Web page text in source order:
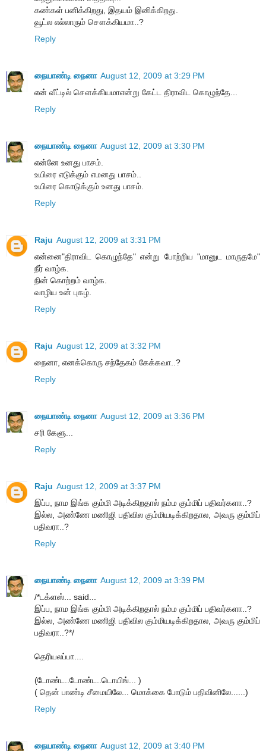
கண்கள் பனிக்கிறது, இதயம் இனிக்கிறது.
வூட்ல எல்லாரும் சௌக்கியமா..?
Reply
நையாண்டி நைனா August 12, 2009 at 3:29 PM
என் வீட்டில் சௌக்கியமாஎன்று கேட்ட திராவிட கொழுந்தே...
Reply
நையாண்டி நைனா August 12, 2009 at 3:30 PM
என்னே உனது பாசம்.
உயிரை எடுக்கும் எமனது பாசம்..
உயிரை கொடுக்கும் உனது பாசம்.
Reply
Raju August 12, 2009 at 3:31 PM
என்னை"திராவிட கொழுந்தே" என்று போற்றிய "மானுட மாருதமே"
நீர் வாழ்க.
நின் கொற்றம் வாழ்க.
வாழிய உன் புகழ்.
Reply
Raju August 12, 2009 at 3:32 PM
நைனா, எனக்கொரு சந்தேகம் கேக்கவா..?
Reply
நையாண்டி நைனா August 12, 2009 at 3:36 PM
சரி கேளு...
Reply
Raju August 12, 2009 at 3:37 PM
இப்ப, நாம இங்க கும்மி அடிக்கிறதால் நம்ம கும்மிப் பதிவர்களா..?
இல்ல, அண்ணே மணிஜி பதிவில கும்மியடிக்கிறதால, அவரு கும்மிப்
பதிவரா..?
Reply
நையாண்டி நைனா August 12, 2009 at 3:39 PM
/*டக்ளஸ்... said...
இப்ப, நாம இங்க கும்மி அடிக்கிறதால் நம்ம கும்மிப் பதிவர்களா..?
இல்ல, அண்ணே மணிஜி பதிவில கும்மியடிக்கிறதால, அவரு கும்மிப்
பதிவரா..?*/
தெரியலப்பா....
(டோண்ட..டோண்ட..டொயிங்... )
( தென் பாண்டி சீமையிலே... மொக்கை போடும் பதிவினிலே......)
Reply
நையாண்டி நைனா August 12, 2009 at 3:40 PM